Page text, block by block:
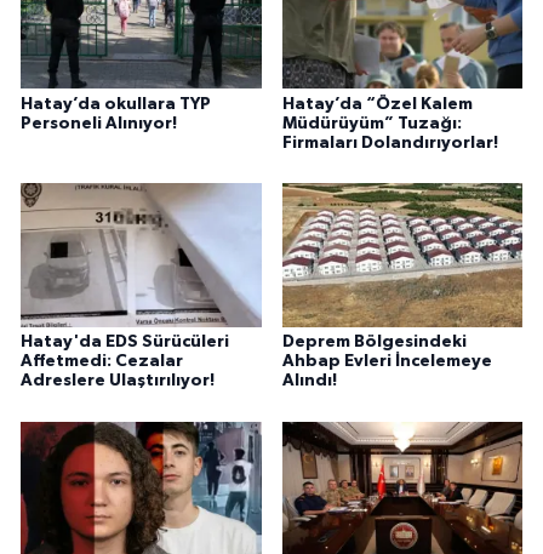
Hatay’da okullara TYP
Personeli Alınıyor!
Hatay’da “Özel Kalem
Müdürüyüm” Tuzağı:
Firmaları Dolandırıyorlar!
Hatay'da EDS Sürücüleri
Affetmedi: Cezalar
Adreslere Ulaştırılıyor!
Deprem Bölgesindeki
Ahbap Evleri İncelemeye
Alındı!